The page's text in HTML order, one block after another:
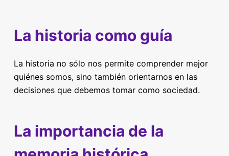
La historia como guía
La historia no sólo nos permite comprender mejor
quiénes somos, sino también orientarnos en las
decisiones que debemos tomar como sociedad.
La importancia de la